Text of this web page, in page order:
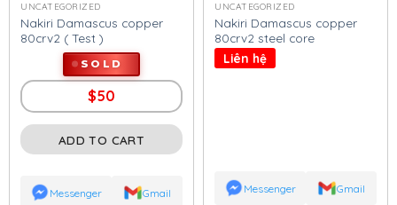
UNCATEGORIZED
Nakiri Damascus copper
80crv2 ( Test )
SOLD
$50
ADD TO CART
Messenger Gmail
UNCATEGORIZED
Nakiri Damascus copper
80crv2 steel core
Liên hệ
Messenger Gmail